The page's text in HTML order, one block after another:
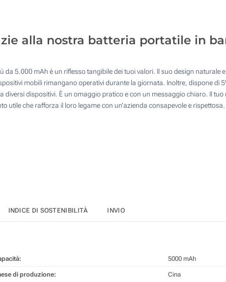
lato)
:
Aggiorna
alla nostra batteria portatile in
5.000 mAh è un riflesso tangibile dei tuoi valori. Il suo design naturale e
mobili rimangano operativi durante la giornata. Inoltre, dispone di
diversi dispositivi. È un omaggio pratico e con un messaggio chiaro. Il
che rafforza il loro legame con un’azienda consapevole e rispettosa.
INDICE DI SOSTENIBILITÀ INVIO
5000 mAh
di produzione: Cina